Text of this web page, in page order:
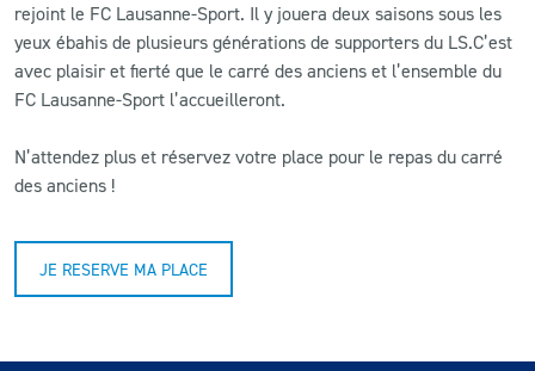
CONTACT
ACTUALITÉS
L’APP DU LS
LS ACADEMY CAMPS
MATCH DES CELEBRITES
rejoint le FC Lausanne-Sport. Il y jouera deux saisons sous les
yeux ébahis de plusieurs générations de supporters du LS.C’est
avec plaisir et fierté que le carré des anciens et l’ensemble du
FC Lausanne-Sport l’accueilleront.
N’attendez plus et réservez votre place pour le repas du carré
des anciens !
JE RESERVE MA PLACE